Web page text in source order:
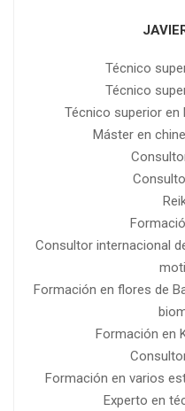
Técnico
Técnico
Técnico superior en
Máster en
Consultor internacional
Formación en flores de
Formación en
Formación en varios
Experto en